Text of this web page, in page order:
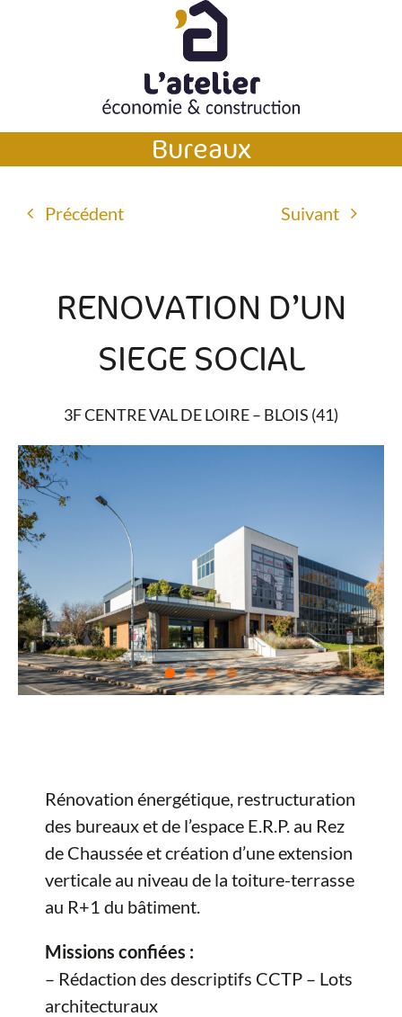
Bureaux
Précédent Suivant
RENOVATION D’UN
SIEGE SOCIAL
3F CENTRE VAL DE LOIRE – BLOIS (41)
Rénovation énergétique, restructuration
des bureaux et de l’espace E.R.P. au Rez
de Chaussée et création d’une extension
verticale au niveau de la toiture-terrasse
au R+1 du bâtiment.
Missions confiées :
– Rédaction des descriptifs CCTP – Lots
architecturaux